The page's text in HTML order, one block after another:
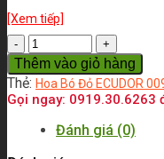
[Xem tiếp]
Số
lượng
Thêm vào giỏ hàng
Thẻ: Hoa Bó Đỏ ECUDOR
Gọi ngay: 0919.30.6263
Đánh giá (0)